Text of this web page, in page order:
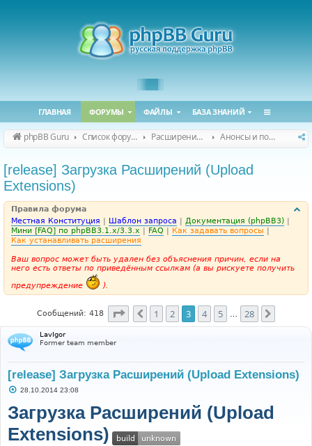
ГЛАВНАЯ ФОРУМЫ ФАЙЛЫ БАЗА ЗНАНИЙ
phpBB Guru Список форумов Расширения phpBB Анонсы и поддержка расширений для phpBB
[release] Загрузка Расширений (Upload
Extensions)
Правила форума
Местная Конституция | Шаблон запроса | Документация (phpBB3) |
Мини [FAQ] по phpBB3.1.x/3.3.x | FAQ | Как задавать вопросы |
Как устанавливать расширения
Ваш вопрос может быть удален без объяснения причин, если на
него есть ответы по приведённым ссылкам (а вы рискуете получить
предупреждение
).
Сообщений: 418 Страница 3из28
Пред.
1 2 3 4 5 28
LavIgor
Former team member
[release] Загрузка Расширений (Upload Extensions)
С
б
е
н
28.10.2014 23:08
Загрузка Расширений (Upload
Extensions)